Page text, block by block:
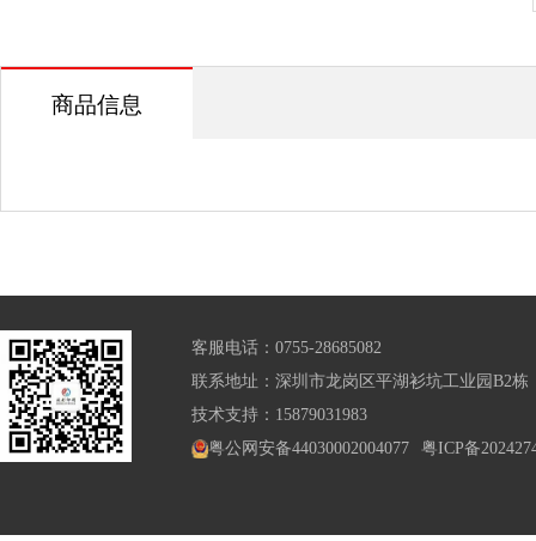
商品信息
客服电话：0755-28685082
联系地址：深圳市龙岗区平湖衫坑工业园B2栋
技术支持：15879031983
粤公网安备44030002004077
粤ICP备